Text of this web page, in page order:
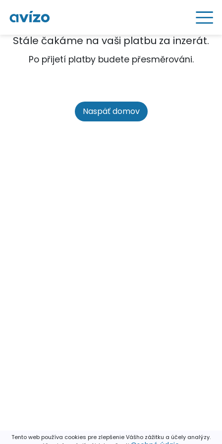
Tento web používa cookies pre zlepšenie Vášho zážitku a účely analýzy.
Stále čakáme na vaši platbu za inzerát.
Po přijetí platby budete přesměrováni.
Naspäť domov